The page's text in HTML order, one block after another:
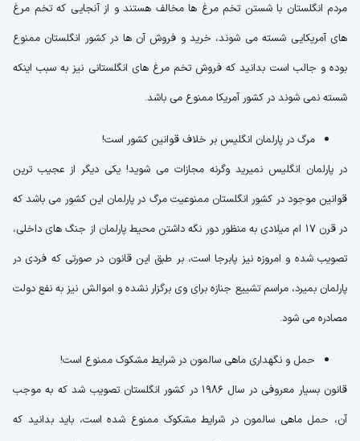
مردم انگلستان با شستن تخم مرغ ها مخالف هستند و از آنجایی که تخم مرغ
های آمریکایی شسته می شوند، خرید و فروش آن ها در کشور انگلستان ممنوع
بوده و جالب است بدانید که فروش تخم مرغ های انگلستانی نیز به سبب اینکه
شسته نمی شوند در کشور آمریکا ممنوع می باشد.
مرگ در پارلمان انگلیس بر خلاف قوانین کشور است!
در پارلمان انگلیس نمیرید وگرنه مجازات می شوید! یکی دیگر از عجیب ترین
قوانین موجود در کشور انگلستان ممنوعیت مرگ در پارلمان این کشور می باشد که
در قرن 17 ام میلادی به منظور دور نگه داشتن محیط پارلمان از جنگ های داخلی،
تصویب شده و امروزه نیز پابرجا است، بر طبق این قانون در صورتی که فردی در
پارلمان بمیرد، مراسم تشییع جنازه برای وی برگزار نشده و اموالش نیز به نفع دولت
مصادره می شود.
حمل و نگهداری ماهی سالمون در شرایط مشکوک ممنوع است!
قانون بسیار معروفی در سال 1986 در کشور انگلستان تصویب شد که به موجب
آن، حمل ماهی سالمون در شرایط مشکوک ممنوع شده است، باید بدانید که